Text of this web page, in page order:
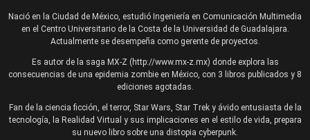
Nació en la Ciudad de México, estudió Ingeniería en Comunicación Multimedia
en el Centro Universitario de la Costa de la Universidad de Guadalajara.
Actualmente se desempeña como gerente de proyectos.
Es autor de la saga MX-Z (http://www.mx-z.mx) donde explora las
consecuencias de una epidemia zombie en México, con 3 libros publicados y 8
ediciones agotadas.
Fan de la ciencia ficción, el terror, Star Wars, Star Trek y ávido entusiasta de la
tecnología, la Realidad Virtual y sus implicaciones en el estilo de vida, prepara
su nuevo libro sobre una distopia cyberpunk.